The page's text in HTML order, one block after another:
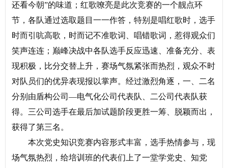
还看今朝”的味道；红歌嘹亮是此次竞赛的一个靓点环
节，各队通过选取题目一一作答，特别是唱红歌时，选手
时而引吭高歌，时而记不准歌词、唱错歌词，惹得观众们
笑声连连；巅峰决战中各队选手反应迅速、准备充分、表
现积极，比分交替上升，赛场气氛紧张而热烈，观众不时
对队员们的优异表现报以掌声。经过激烈角逐，一、二名
分别由盾构公司—电气化公司代表队、二公司代表队获
得。三公司选手在最后加试题阶段更胜一筹、脱颖而出，
获得了第三名。
本次党史知识竞赛内容形式丰富，选手热情参与，现
场气氛热烈，给培训班的代表们上了一堂学党史、知党